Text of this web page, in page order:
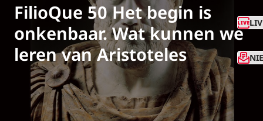
FilioQue 50 Het begin is
onkenbaar. Wat kunnen we
leren van Aristoteles